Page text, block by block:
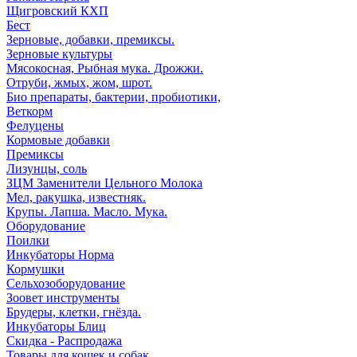
Щигровский КХП
Бест
Зерновые, добавки, премиксы.
Зерновые культуры
Мясокосная, Рыбная мука. Дрожжи.
Отруби, жмых, жом, шрот.
Био препараты, бактерии, пробиотики,
Веткорм
Фелуцены
Кормовые добавки
Премиксы
Лизунцы, соль
ЗЦМ Заменители Цельного Молока
Мел, ракушка, известняк.
Крупы. Лапша. Масло. Мука.
Оборудование
Поилки
Инкубаторы Норма
Кормушки
Сельхозоборудование
Зоовет инструменты
Брудеры, клетки, гнёзда.
Инкубаторы Блиц
Скидка - Распродажа